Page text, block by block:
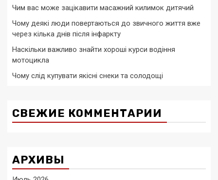
Чим вас може зацікавити масажний килимок дитячий
Чому деякі люди повертаються до звичного життя вже
через кілька днів після інфаркту
Наскільки важливо знайти хороші курси водіння
мотоцикла
Чому слід купувати якісні снеки та солодощі
СВЕЖИЕ КОММЕНТАРИИ
АРХИВЫ